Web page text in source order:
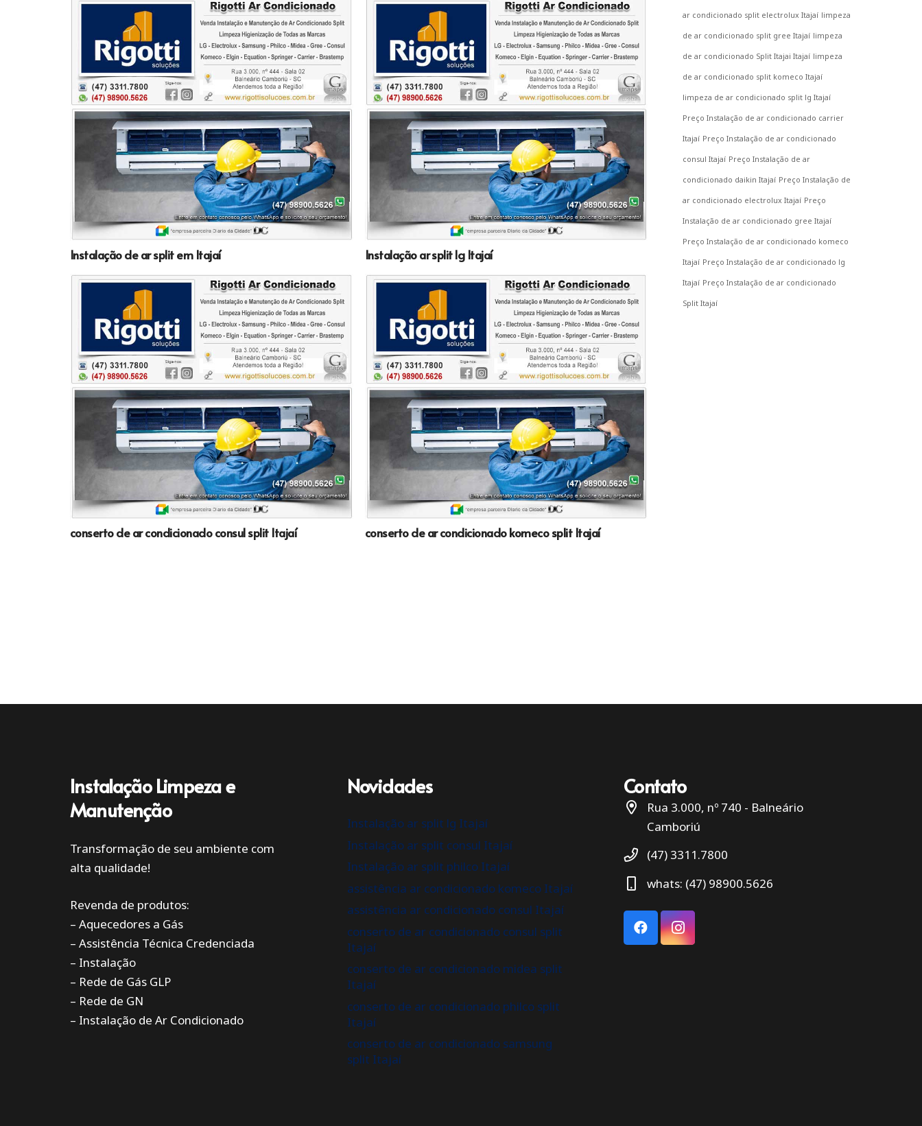
Instalação de ar split em Itajaí Instalação ar split lg Itajaí
conserto de ar condicionado consul split Itajaí conserto de ar condicionado komeco split Itajaí
ar condicionado split electrolux Itajaí limpeza
de ar condicionado split gree Itajaí limpeza
de ar condicionado Split Itajai Itajaí limpeza
de ar condicionado split komeco Itajaí
limpeza de ar condicionado split lg Itajaí
Preço Instalação de ar condicionado carrier
Itajaí Preço Instalação de ar condicionado
consul Itajaí Preço Instalação de ar
condicionado daikin Itajaí Preço Instalação de
ar condicionado electrolux Itajaí Preço
Instalação de ar condicionado gree Itajaí
Preço Instalação de ar condicionado komeco
Itajaí Preço Instalação de ar condicionado lg
Itajaí Preço Instalação de ar condicionado
Split Itajaí
Instalação Limpeza e
Manutenção
Transformação de seu ambiente com
alta qualidade!
Revenda de produtos:
– Aquecedores a Gás
– Assistência Técnica Credenciada
– Instalação
– Rede de Gás GLP
– Rede de GN
– Instalação de Ar Condicionado
Novidades
Instalação ar split lg Itajaí
Instalação ar split consul Itajaí
Instalação ar split philco Itajaí
assistência ar condicionado komeco Itajaí
assistência ar condicionado consul Itajaí
conserto de ar condicionado consul split
Itajaí
conserto de ar condicionado midea split
Itajaí
conserto de ar condicionado philco split
Itajaí
conserto de ar condicionado samsung
split Itajaí
Contato
Rua 3.000, nº 740 - Balneário
Camboriú
(47) 3311.7800
whats: (47) 98900.5626